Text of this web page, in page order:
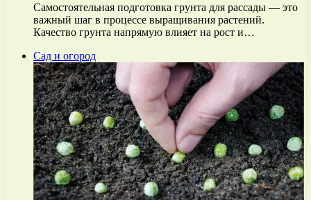
Самостоятельная подготовка грунта для рассады — это
важный шаг в процессе выращивания растений.
Качество грунта напрямую влияет на рост и…
Сад и огород